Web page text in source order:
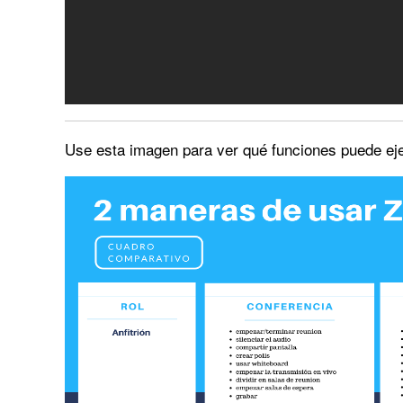
Use esta imagen para ver qué funciones puede